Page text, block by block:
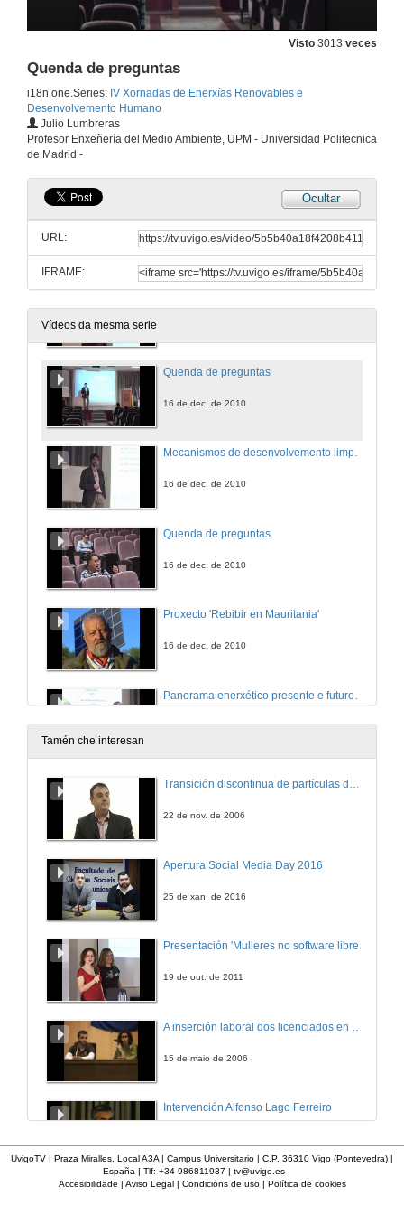
Visto 3013 veces
Quenda de preguntas
i18n.one.Series: IV Xornadas de Enerxías Renovables e
Desenvolvemento Humano
Julio Lumbreras
Profesor Enxeñería del Medio Ambiente, UPM - Universidad Politecnica
de Madrid -
Ocultar
URL:
IFRAME:
Vídeos da mesma serie
16 de dec. de 2010
Producción de biodiesel en países en vías de desenvolvemento
Quenda de preguntas
16 de dec. de 2010
Mecanismos de desenvolvemento limpos
16 de dec. de 2010
Quenda de preguntas
16 de dec. de 2010
Proxecto 'Rebibir en Mauritania'
16 de dec. de 2010
17 de dec. de 2010
Quenda de preguntas
Quenda de preguntas
Tamén che interesan
Transición discontinua de partículas de microgel termosensible
22 de nov. de 2006
Apertura Social Media Day 2016
25 de xan. de 2016
Presentación 'Mulleres no software libre'
19 de out. de 2011
15 de maio de 2006
Intervención Alfonso Lago Ferreiro
UvigoTV | Praza Miralles. Local A3A | Campus Universitario | C.P. 36310 Vigo (Pontevedra) |
España | Tlf: +34 986811937 | tv@uvigo.es
Accesibilidade | Aviso Legal| Condicións de uso| Política de cookies